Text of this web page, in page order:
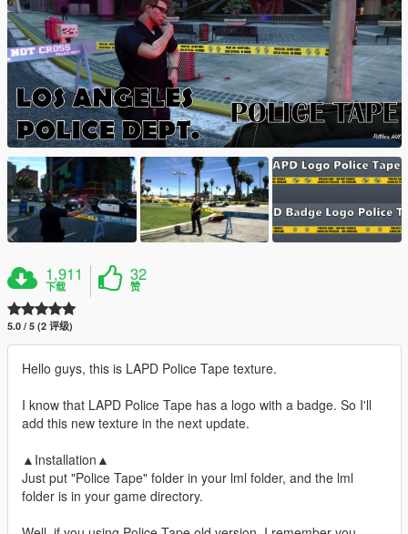
1,911
下载
32
赞
5.0 / 5 (2 评级)
Hello guys, this is LAPD Police Tape texture.
I know that LAPD Police Tape has a logo with a badge. So I'll
add this new texture in the next update.
▲Installation▲
Just put "Police Tape" folder in your lml folder, and the lml
folder is in your game directory.